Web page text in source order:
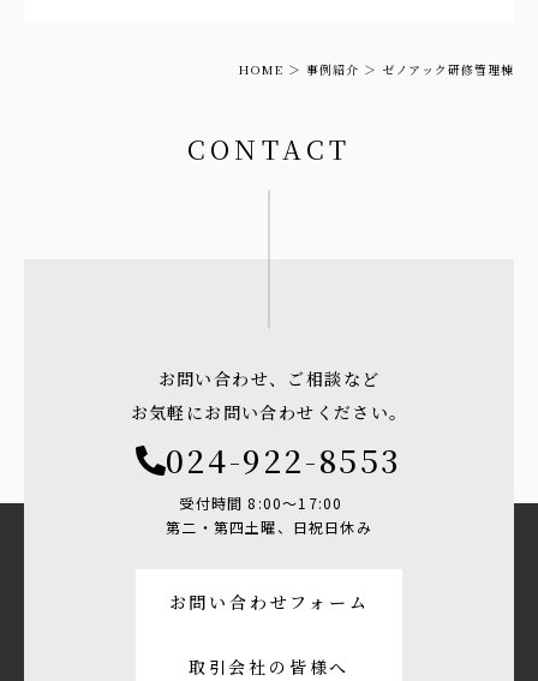
HOME 事例紹介 ゼノアック研修管理棟
CONTACT
お問い合わせ、ご相談など
お気軽にお問い合わせください。
024-922-8553
受付時間 8:00〜17:00
第二・第四土曜、日祝日休み
お問い合わせフォーム
取引会社の皆様へ